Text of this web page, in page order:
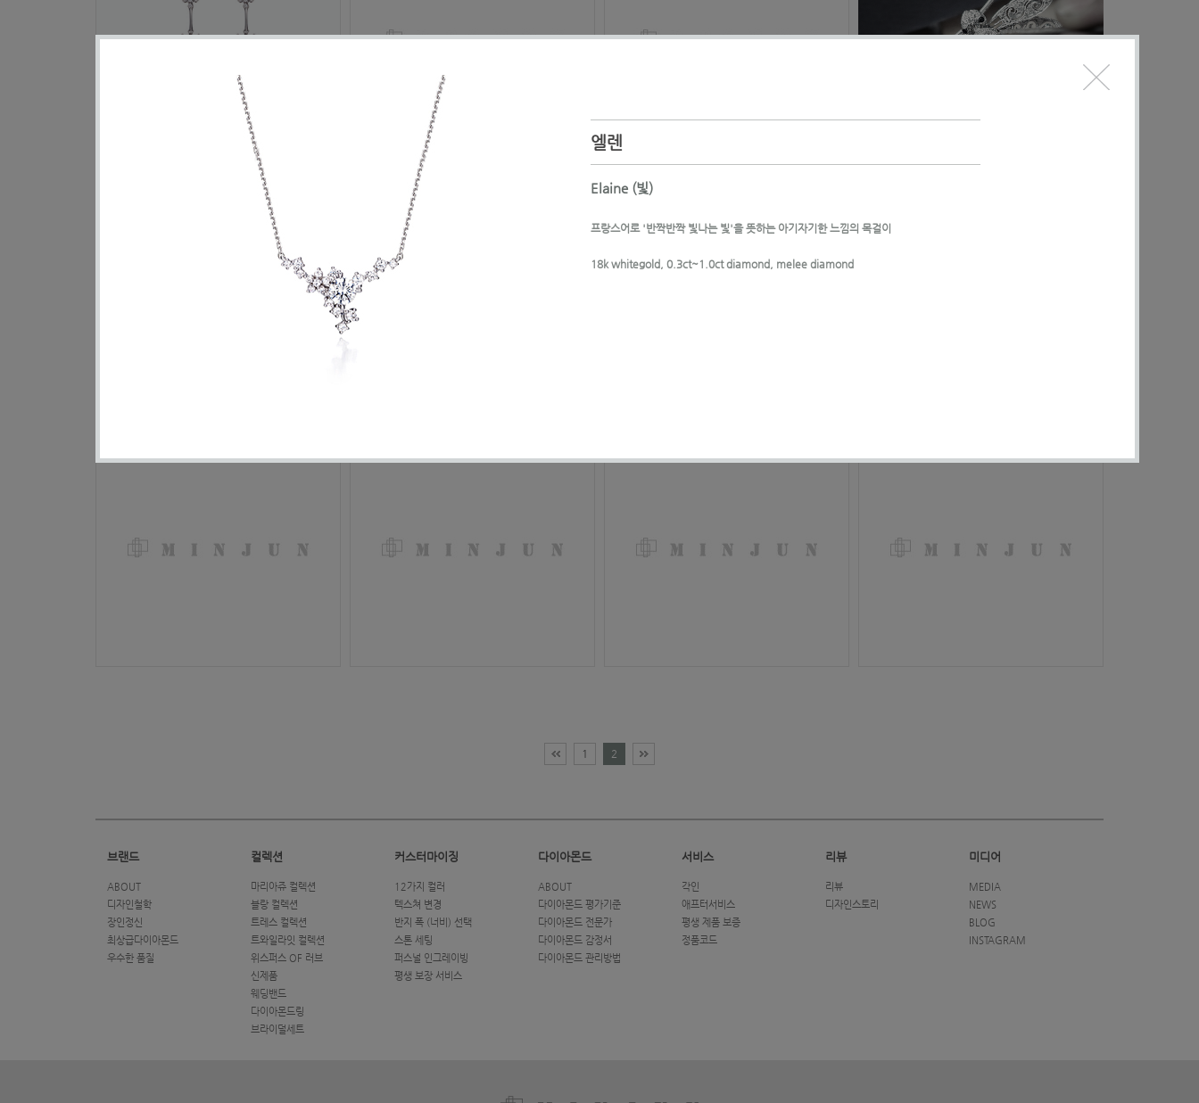
1 2
엘렌
Elaine (빛)
프랑스어로 '반짝반짝 빛나는 빛'을 뜻하는 아기자기한 느낌의 목걸이
18k whitegold, 0.3ct~1.0ct diamond, melee diamond
브랜드
ABOUT
디자인철학
장인정신
최상급다이아몬드
우수한 품질
컬렉션
마리아쥬 컬렉션
블랑 컬렉션
트레스 컬렉션
트와일라잇 컬렉션
위스퍼스 OF 러브
신제품
웨딩밴드
다이아몬드링
브라이덜세트
커스터마이징
12가지 컬러
텍스쳐 변경
반지 폭 (너비) 선택
스톤 세팅
퍼스널 인그레이빙
평생 보장 서비스
다이아몬드
ABOUT
다이아몬드 평가기준
다이아몬드 전문가
다이아몬드 감정서
다이아몬드 관리방법
서비스
각인
애프터서비스
평생 제품 보증
정품코드
리뷰
리뷰
디자인스토리
미디어
MEDIA
NEWS
BLOG
INSTAGRAM